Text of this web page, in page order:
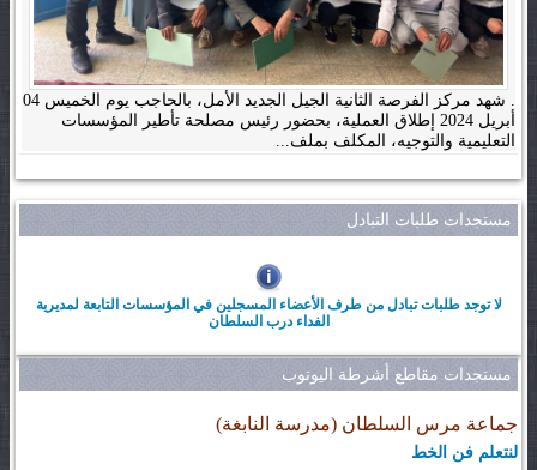
. شهد مركز الفرصة الثانية الجيل الجديد الأمل، بالحاجب يوم الخميس 04
أبريل 2024 إطلاق العملية، بحضور رئيس مصلحة تأطير المؤسسات
التعليمية والتوجيه، المكلف بملف...
مستجدات طلبات التبادل
لا توجد طلبات تبادل من طرف الأعضاء المسجلين في المؤسسات التابعة لمديرية
الفداء درب السلطان
مستجدات مقاطع أشرطة اليوتوب
جماعة مرس السلطان (مدرسة النابغة)
لنتعلم فن الخط